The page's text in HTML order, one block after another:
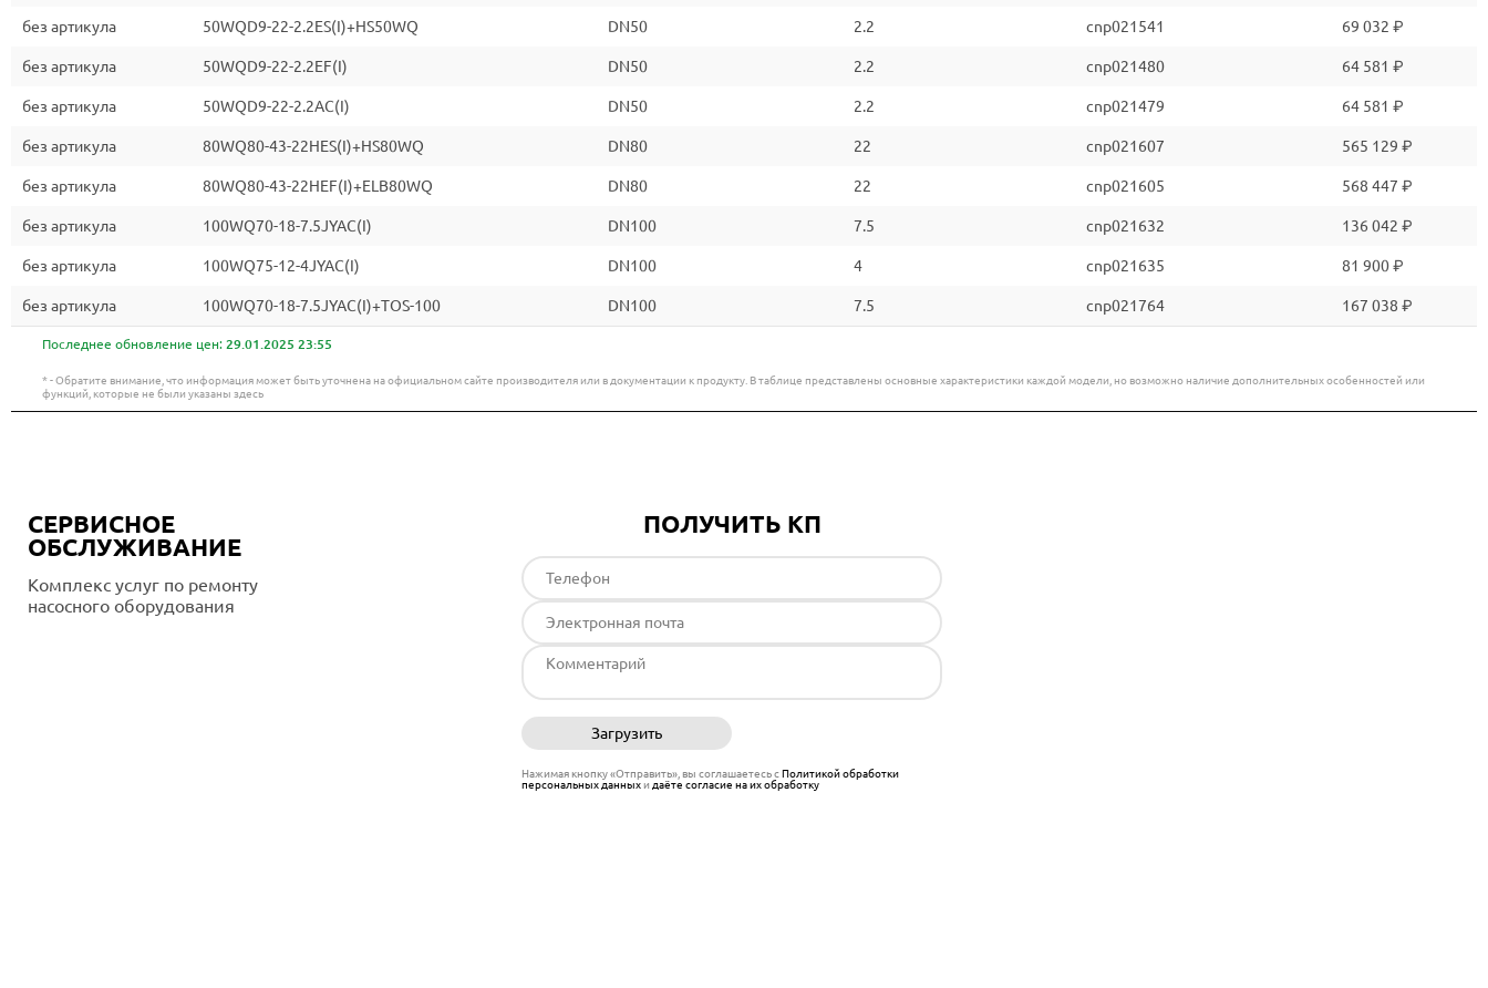
без артикула 50WQD9-22-2.2ES(I)+HS50WQ DN50 2.2 cnp021541 69 032 ₽
без артикула 50WQD9-22-2.2EF(I) DN50 2.2 cnp021480 64 581 ₽
без артикула 50WQD9-22-2.2AC(I) DN50 2.2 cnp021479 64 581 ₽
без артикула 80WQ80-43-22HES(I)+HS80WQ DN80 22 cnp021607 565 129 ₽
без артикула 80WQ80-43-22HEF(I)+ELB80WQ DN80 22 cnp021605 568 447 ₽
без артикула 100WQ70-18-7.5JYAC(I) DN100 7.5 cnp021632 136 042 ₽
без артикула 100WQ75-12-4JYAC(I) DN100 4 cnp021635 81 900 ₽
без артикула 100WQ70-18-7.5JYAC(I)+TOS-100 DN100 7.5 cnp021764 167 038 ₽
Последнее обновление цен: 29.01.2025 23:55
* - Обратите внимание, что информация может быть уточнена на официальном сайте производителя или в документации к продукту. В таблице представлены основные характеристики каждой модели, но возможно наличие дополнительных особенностей или
функций, которые не были указаны здесь
СЕРВИСНОЕ
ОБСЛУЖИВАНИЕ
Комплекс услуг по ремонту
насосного оборудования
ПОЛУЧИТЬ КП
Загрузить
Нажимая кнопку «Отправить», вы соглашаетесь сПолитикой обработки
персональных данныхи даёте согласие на их обработку